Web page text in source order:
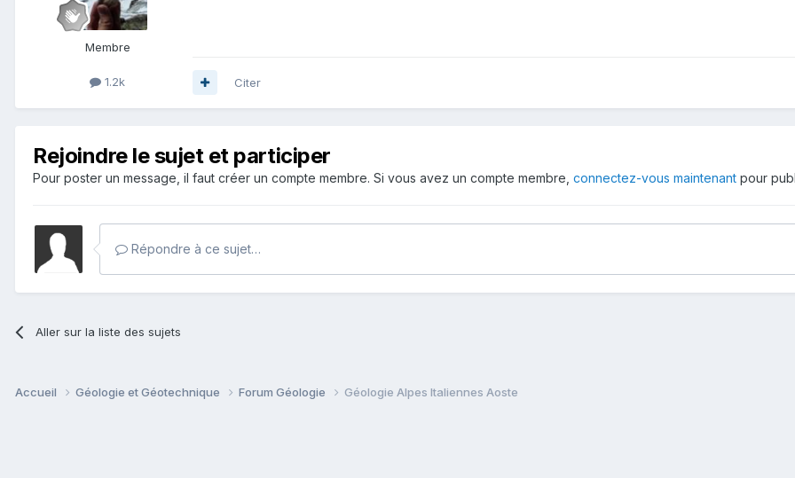
Membre
1.2k Citer
Rejoindre le sujet et participer
Pour poster un message, il faut créer un compte membre. Si vous avez un compte membre, connectez-vous maintenant pour
Répondre à ce sujet…
Aller sur la liste des sujets
Accueil Géologie et Géotechnique Forum Géologie Géologie Alpes Italiennes Aoste